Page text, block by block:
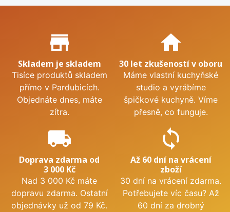
Proč nakupovat u nás?
store_mall_directory
Skladem je skladem
Tisíce produktů skladem
přímo v Pardubicích.
Objednáte dnes, máte
zítra.
home
30 let zkušeností v oboru
Máme vlastní kuchyňské
studio a vyrábíme
špičkové kuchyně. Víme
přesně, co funguje.
local_shipping
Doprava zdarma od
3 000 Kč
Nad 3 000 Kč máte
dopravu zdarma. Ostatní
objednávky už od 79 Kč.
sync
Až 60 dní na vrácení
zboží
30 dní na vrácení zdarma.
Potřebujete víc času? Až
60 dní za drobný